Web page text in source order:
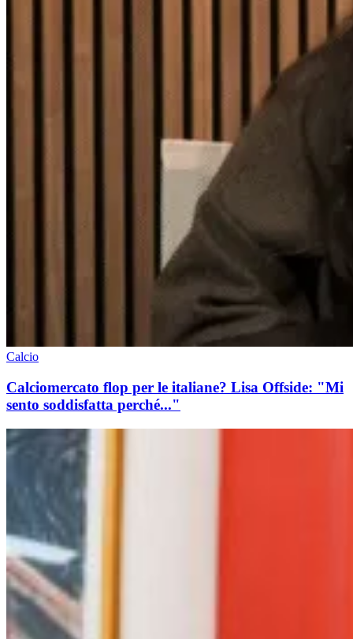
Calcio
Calciomercato flop per le italiane? Lisa Offside: "Mi
sento soddisfatta perché..."